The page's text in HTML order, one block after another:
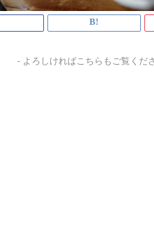
- よろしければこちらもご覧くだ